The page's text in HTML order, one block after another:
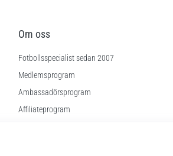
Om oss
Fotbollsspecialist sedan 2007
Medlemsprogram
Ambassadörsprogram
Affiliateprogram